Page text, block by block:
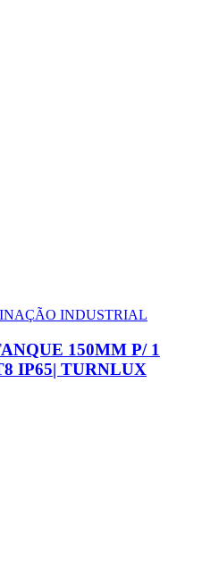
INDUSTRIAL
150MM P/ 1
IP65| TURNLUX